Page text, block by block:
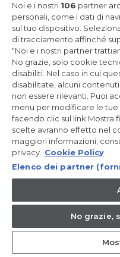
Resta in Contatto
CANDY HOOVER GROUP
Comolli, 57 - 20861 Brugherio
Via Privata Eden Fumagalli
Trento n. 20/A-22 - 20871
+39.039.2086.1 - Fax:
35.000.000,00 i.v. - Cod.
Milano-Monza-Brianza-Lodi
Società soggetta ad attività
Candy S.p.A. - Casella PEC:
IT / Italiano
Noi e i nostri 106 partner
personali, come i dati di
sul tuo dispositivo.
di tracciamento affinché
"Noi e i nostri partner
No grazie, solo cookie
disabiliti. Nel caso in cui
disabilitate, alcuni
non essere rilevanti. Puoi
menu per modificare le
facendo clic sul link Mostra
scelte avranno effetto nel
maggiori informazioni,
privacy. Cookie Policy
Elenco dei partner
No grazie,